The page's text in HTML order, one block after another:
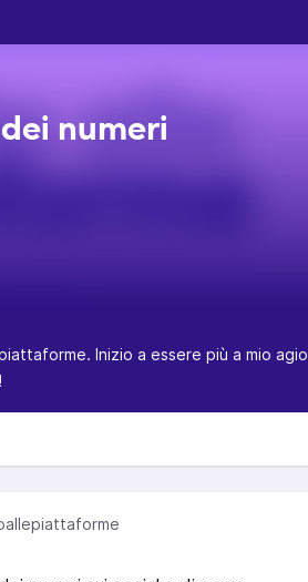
numeri
Inizio a essere più a mio agio,